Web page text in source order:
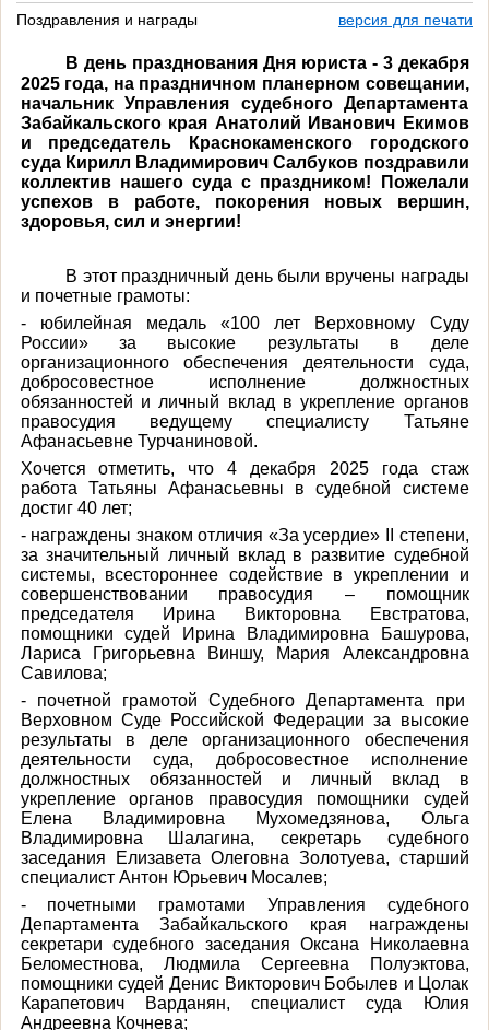
Поздравления и награды
версия для печати
В день празднования Дня юриста - 3 декабря
2025 года, на праздничном планерном совещании,
начальник Управления судебного Департамента
Забайкальского края Анатолий Иванович Екимов
и председатель Краснокаменского городского
суда Кирилл Владимирович Салбуков поздравили
коллектив нашего суда с праздником! Пожелали
успехов в работе, покорения новых вершин,
здоровья, сил и энергии!
В этот праздничный день были вручены награды
и почетные грамоты:
- юбилейная медаль «100 лет Верховному Суду
России» за высокие результаты в деле
организационного обеспечения деятельности суда,
добросовестное исполнение должностных
обязанностей и личный вклад в укрепление органов
правосудия ведущему специалисту Татьяне
Афанасьевне Турчаниновой.
Хочется отметить, что 4 декабря 2025 года стаж
работа Татьяны Афанасьевны в судебной системе
достиг 40 лет;
- награждены знаком отличия «За усердие»
степени,
за значительный личный вклад в развитие судебной
системы, всестороннее содействие в укреплении и
совершенствовании правосудия – помощник
председателя Ирина Викторовна Евстратова,
помощники судей Ирина Владимировна Башурова,
Лариса Григорьевна Виншу, Мария Александровна
Савилова;
- почетной грамотой Судебного Департамента при
Верховном Суде Российской Федерации за высокие
результаты в деле организационного обеспечения
деятельности суда, добросовестное исполнение
должностных обязанностей и личный вклад в
укрепление органов правосудия помощники судей
Елена Владимировна Мухомедзянова, Ольга
Владимировна Шалагина, секретарь судебного
заседания Елизавета Олеговна Золотуева, старший
специалист Антон Юрьевич Мосалев;
- почетными грамотами Управления судебного
Департамента Забайкальского края награждены
секретари судебного заседания Оксана Николаевна
Беломестнова, Людмила Сергеевна Полуэктова,
помощники судей Денис Викторович Бобылев и Цолак
Карапетович Варданян, специалист суда Юлия
Андреевна Кочнева;